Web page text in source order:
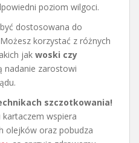
poziom wilgoci.
dostosowana do
korzystać z różnych
jak woski czy
nadanie zarostowi
szczotkowania!
kartaczem wspiera
olejków oraz pobudza